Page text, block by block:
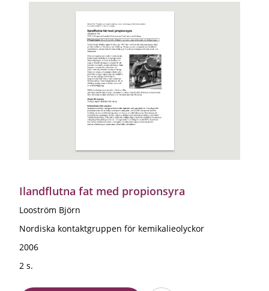
Ilandflutna fat med propionsyra
Looström Björn
Nordiska kontaktgruppen för kemikalieolyckor
2006
2 s.